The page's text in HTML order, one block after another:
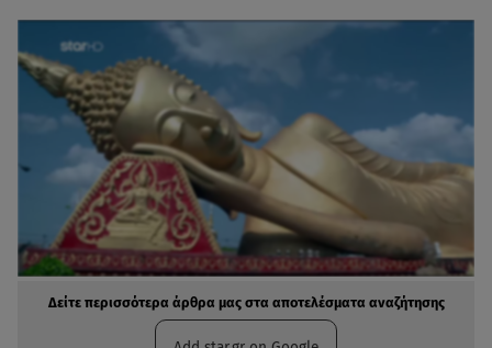
Δείτε περισσότερα άρθρα μας στα αποτελέσματα αναζήτησης